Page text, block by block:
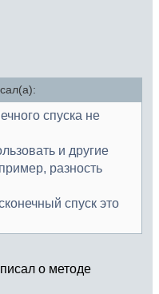
спуска не
и другие
разность
спуск это
о методе